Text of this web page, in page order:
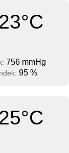
756 mmHg
95 %